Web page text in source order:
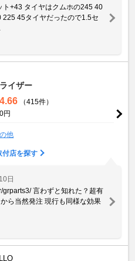
ト+43 タイヤはクムホの245 40
45タイヤだったので1.5セ
イザー
4.66
（415件）
円
他
付店を探す
日
言わずと知れた？超有
ら当然発注 現行も同様な効果